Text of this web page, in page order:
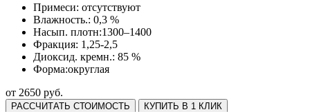
Примеси: отсутствуют
Влажность.: 0,3 %
Насып. плотн:1300–1400
Фракция: 1,25-2,5
Диоксид. кремн.: 85 %
Форма:округлая
от 2650 руб.
РАССЧИТАТЬ СТОИМОСТЬ КУПИТЬ В 1 КЛИК